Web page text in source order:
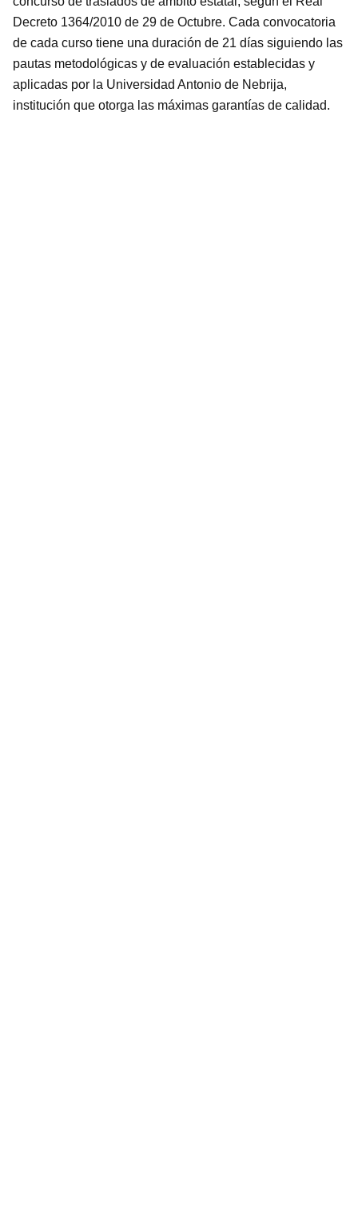
Decreto 1364/2010 de 29 de Octubre. Cada convocatoria
de cada curso tiene una duración de 21 días siguiendo las
pautas metodológicas y de evaluación establecidas y
aplicadas por la Universidad Antonio de Nebrija,
institución que otorga las máximas garantías de calidad.